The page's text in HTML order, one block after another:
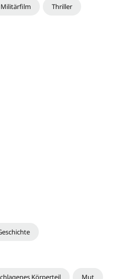
Militärfilm Thriller
Körperteil Mut